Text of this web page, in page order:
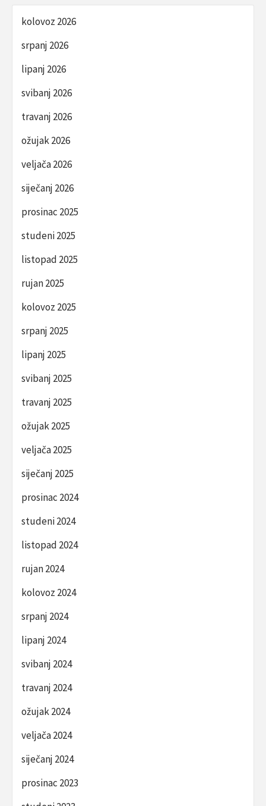
kolovoz 2026
srpanj 2026
lipanj 2026
svibanj 2026
travanj 2026
ožujak 2026
veljača 2026
siječanj 2026
prosinac 2025
studeni 2025
listopad 2025
rujan 2025
kolovoz 2025
srpanj 2025
lipanj 2025
svibanj 2025
travanj 2025
ožujak 2025
veljača 2025
siječanj 2025
prosinac 2024
studeni 2024
listopad 2024
rujan 2024
kolovoz 2024
srpanj 2024
lipanj 2024
svibanj 2024
travanj 2024
ožujak 2024
veljača 2024
siječanj 2024
prosinac 2023